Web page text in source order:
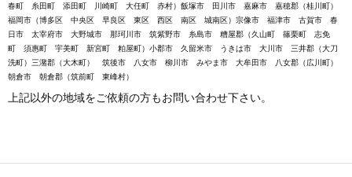
春町 糸田町 添田町 川崎町 大任町 赤村）飯塚市 田川市 嘉麻市 嘉穂郡（桂川町）
福岡市（博多区 中央区 早良区 東区 西区 南区 城南区）宗像市 福津市 古賀市 春
日市 太宰府市 大野城市 那珂川市 筑紫野市 糸島市 糟屋郡（久山町 篠栗町 志免
町 須惠町 宇美町 新宮町 粕屋町）小郡市 久留米市 うきは市 大川市 三井郡（大刀
洗町）三潴郡（大木町） 筑後市 八女市 柳川市 みやま市 大牟田市 八女郡（広川町）
朝倉市 朝倉郡（筑前町 東峰村）
上記以外の地域をご依頼の方もお問い合わせ下さい。